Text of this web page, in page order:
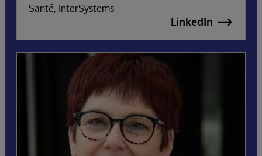
Santé, InterSystems
LinkedIn